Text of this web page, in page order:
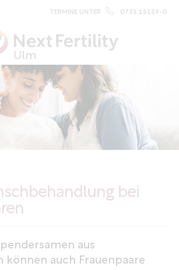
TERMINE UNTER 0731 15159-0
bei
aus
können auch Frauenpaare